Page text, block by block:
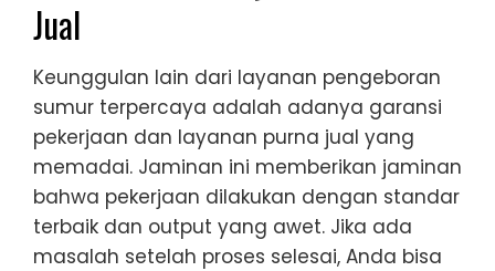
Jual
Keunggulan lain dari layanan pengeboran
sumur terpercaya adalah adanya garansi
pekerjaan dan layanan purna jual yang
memadai. Jaminan ini memberikan jaminan
bahwa pekerjaan dilakukan dengan standar
terbaik dan output yang awet. Jika ada
masalah setelah proses selesai, Anda bisa